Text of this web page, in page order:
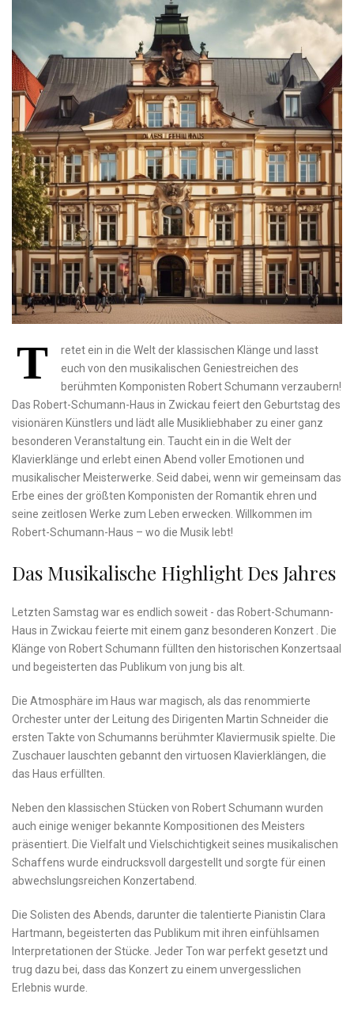
T
retet ein in die Welt⁣ der klassischen Klänge und ​lasst
euch von den musikalischen ⁢Geniestreichen des
berühmten‌ Komponisten Robert ⁣Schumann verzaubern!
Das Robert-Schumann-Haus ⁢in ​Zwickau feiert den Geburtstag des
visionären Künstlers und lädt alle Musikliebhaber zu einer ganz
besonderen Veranstaltung ein. Taucht‍ ein in die ‌Welt der
Klavierklänge und erlebt einen⁢ Abend voller Emotionen und
musikalischer ⁢Meisterwerke. Seid dabei, wenn wir gemeinsam das
Erbe eines der⁤ größten Komponisten‌ der Romantik ehren und
⁢seine⁢ zeitlosen Werke zum Leben erwecken. Willkommen im ​
Robert-Schumann-Haus – wo‍ die Musik lebt!
Das ⁢musikalische ​Highlight Des Jahres
Letzten Samstag war es‌ endlich soweit ‍-⁤ das Robert-Schumann-
Haus in Zwickau feierte mit⁤ einem ganz besonderen Konzert . Die‍
Klänge ⁤von Robert Schumann füllten den historischen Konzertsaal
und begeisterten das Publikum⁤ von jung bis alt.
Die Atmosphäre ⁢im⁢ Haus war magisch,⁣ als ⁤das⁤ renommierte
Orchester unter der⁣ Leitung des Dirigenten ⁢Martin Schneider die
ersten Takte von Schumanns ‌berühmter Klaviermusik spielte.​ Die
⁣Zuschauer lauschten gebannt den virtuosen​ Klavierklängen, die
das Haus‌ erfüllten.
Neben den ​klassischen Stücken von Robert Schumann ⁣wurden‍
auch einige weniger⁣ bekannte Kompositionen des ⁣Meisters​
präsentiert. Die ‌Vielfalt und Vielschichtigkeit ⁢seines musikalischen
Schaffens wurde‌ eindrucksvoll dargestellt und ⁢sorgte für einen
abwechslungsreichen Konzertabend.
Die Solisten des⁤ Abends, darunter die talentierte Pianistin Clara
Hartmann, ⁤begeisterten⁣ das Publikum mit ihren‌ einfühlsamen
Interpretationen der Stücke.​ Jeder⁢ Ton⁢ war perfekt‌ gesetzt und
trug‌ dazu‌ bei,‌ dass ​das Konzert zu einem unvergesslichen‍
Erlebnis wurde.